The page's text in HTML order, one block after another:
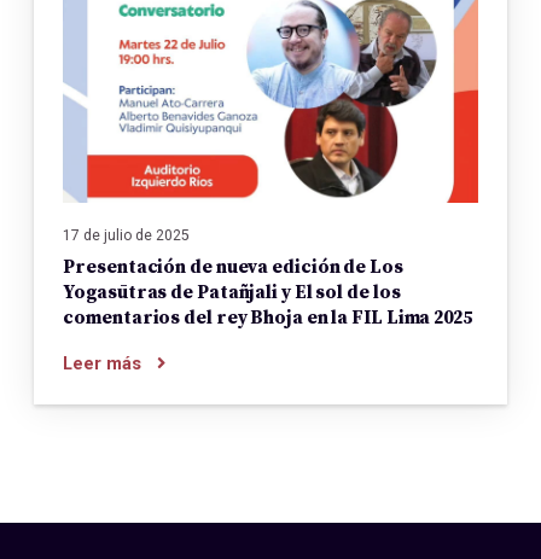
17 de julio de 2025
Presentación de nueva edición de Los
Yogasūtras de Patañjali y El sol de los
comentarios del rey Bhoja en la FIL Lima 2025
Leer más